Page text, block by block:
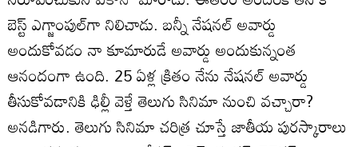
బెస్ట్‌ ఎగ్జాంపుల్‌గా నిలిచాడు. బన్నీ నేషనల్‌ అవార్డు
అందుకోవడం నా కూమారుడే అవార్డు అందుకున్నంత
ఆనందంగా ఉంది. 25 ఏళ్ల క్రితం నేను నేషనల్‌ అవార్డు
తీసుకోవడానికి ఢిల్లీ వెళ్తే తెలుగు సినిమా నుంచి వచ్చారా?
అనడిగారు. తెలుగు సినిమా చరిత్ర చూస్తే జాతీయ పురస్కారాలు